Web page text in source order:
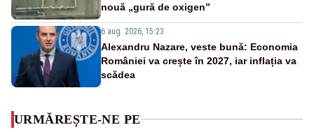
nouă „gură de oxigen”
6 aug. 2026, 15:23
Alexandru Nazare, veste bună: Economia
României va crește în 2027, iar inflația va
scădea
URMĂREȘTE-NE PE